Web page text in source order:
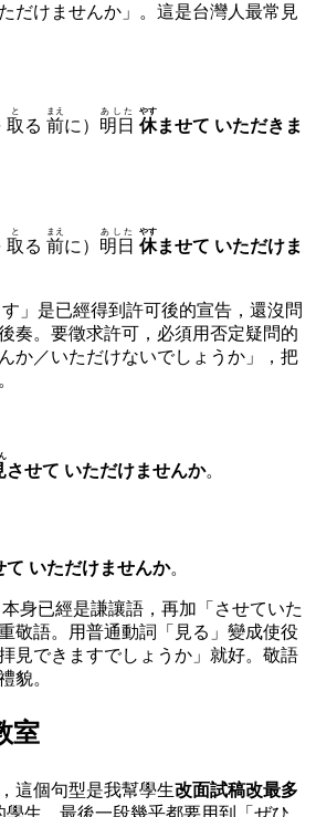
だけませんか」。這是台灣人最常見
取
と
る 前
まえ
に） 明日
あした
休
やす
ませて いただきま
取
と
る 前
まえ
に） 明日
あした
休
やす
ませて いただけま
す」是已經得到許可後的宣告，還沒問
奏。要徵求許可，必須用否定疑問的
か／いただけないでしょうか」，把
させて いただけませんか。
て いただけませんか。
本身已經是謙讓語，再加「させていた
敬語。用普通動詞「見る」變成使役
見できますでしょうか」就好。敬語
貌。
室
這個句型是我幫學生改面試稿改最多